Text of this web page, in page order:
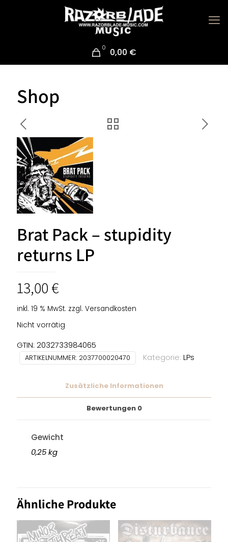
0 0,00 €
Shop
Brat Pack – stupidity
returns LP
13,00€
inkl. 19 % MwSt. zzgl. Versandkosten
Nicht vorrätig
GTIN: 2032733984065
ARTIKELNUMMER: 2037700020470 Kategorie: LPs
Zusätzliche Informationen
Bewertungen 0
Gewicht
0,25 kg
Ähnliche Produkte